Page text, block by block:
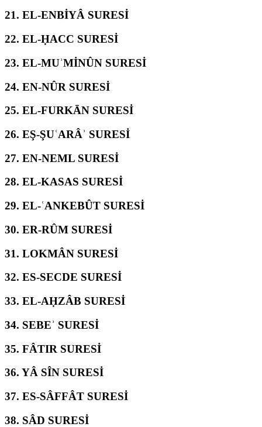
21. EL-ENBİYÂ SURESİ
22. EL-ḤACC SURESİ
23. EL-MUʾMİNÛN SURESİ
24. EN-NÛR SURESİ
25. EL-FURKĀN SURESİ
26. EŞ-ŞUʿARÂʾ SURESİ
27. EN-NEML SURESİ
28. EL-KASAS SURESİ
29. EL-ʿANKEBÛT SURESİ
30. ER-RÛM SURESİ
31. LOKMÂN SURESİ
32. ES-SECDE SURESİ
33. EL-AḤZÂB SURESİ
34. SEBEʾ SURESİ
35. FÂTIR SURESİ
36. YÂ SÎN SURESİ
37. ES-SÂFFÂT SURESİ
38. SÂD SURESİ